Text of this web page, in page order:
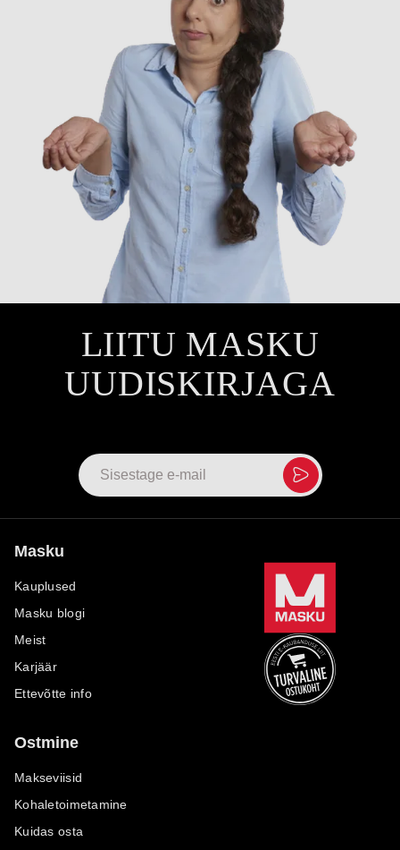
LIITU MASKU
UUDISKIRJAGA
Masku
Kauplused
Masku blogi
Meist
Karjäär
Ettevõtte info
Ostmine
Makseviisid
Kohaletoimetamine
Kuidas osta